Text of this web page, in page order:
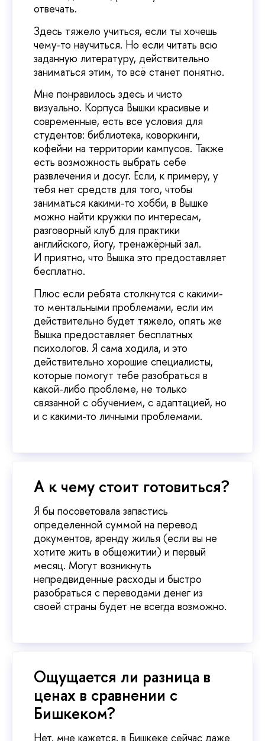
отвечать.
Здесь тяжело учиться, если ты хочешь
чему-то научиться. Но если читать всю
заданную литературу, действительно
заниматься этим, то всё станет понятно.
Мне понравилось здесь и чисто
визуально. Корпуса Вышки красивые и
современные, есть все условия для
студентов: библиотека, коворкинги,
кофейни на территории кампусов. Также
есть возможность выбрать себе
развлечения и досуг. Если, к примеру, у
тебя нет средств для того, чтобы
заниматься какими-то хобби, в Вышке
можно найти кружки по интересам,
разговорный клуб для практики
английского, йогу, тренажёрный зал.
И приятно, что Вышка это предоставляет
бесплатно.
Плюс если ребята столкнутся с какими-
то ментальными проблемами, если им
действительно будет тяжело, опять же
Вышка предоставляет бесплатных
психологов. Я сама ходила, и это
действительно хорошие специалисты,
которые помогут тебе разобраться в
какой-либо проблеме, не только
связанной с обучением, с адаптацией, но
и с какими-то личными проблемами.
А к чему стоит готовиться?
Я бы посоветовала запастись
определенной суммой на перевод
документов, аренду жилья (если вы не
хотите жить в общежитии) и первый
месяц. Могут возникнуть
непредвиденные расходы и быстро
разобраться с переводами денег из
своей страны будет не всегда возможно.
Ощущается ли разница в
ценах в сравнении с
Бишкеком?
Нет, мне кажется, в Бишкеке сейчас даже